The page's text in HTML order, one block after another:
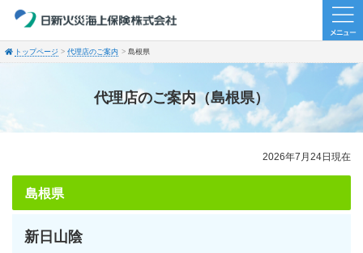
トップページ 代理店のご案内 島根県
代理店のご案内（島根県）
2026年7月24日現在
島根県
新日山陰